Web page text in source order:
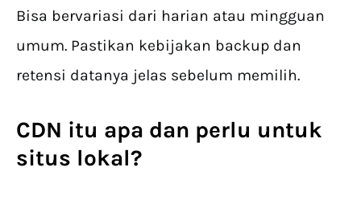
Bisa bervariasi dari harian atau mingguan
umum. Pastikan kebijakan backup dan
retensi datanya jelas sebelum memilih.
CDN itu apa dan perlu untuk
situs lokal?